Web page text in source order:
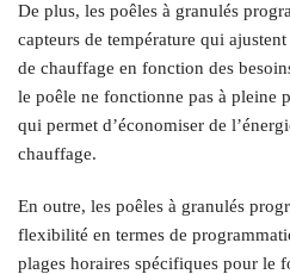
De plus, les poêles à granulés
capteurs de température qui
de chauffage en fonction des
le poêle ne fonctionne pas à pleine
qui permet d’économiser de
chauffage.
En outre, les poêles à granulés
flexibilité en termes de
plages horaires spécifiques pour le